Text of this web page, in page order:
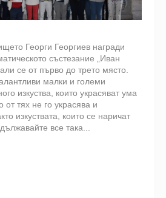
Георги Георгиев награди
състезание „Иван
се от първо до трето място.
малки и големи
изкуства, които украсяват ума
от тях не го украсява и
изкуствата, които се наричат
все така...